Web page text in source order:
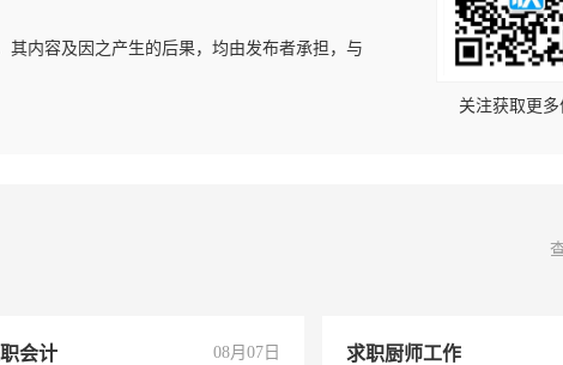
内容及因之产生的后果，均由发布者承担，与
关注获取更多
会计 08月07日 求职厨师工作